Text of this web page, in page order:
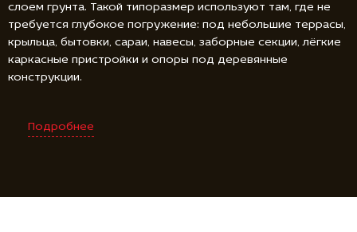
слоем грунта. Такой типоразмер используют там, где не
требуется глубокое погружение: под небольшие террасы,
крыльца, бытовки, сараи, навесы, заборные секции, лёгкие
каркасные пристройки и опоры под деревянные
конструкции.
Подробнее